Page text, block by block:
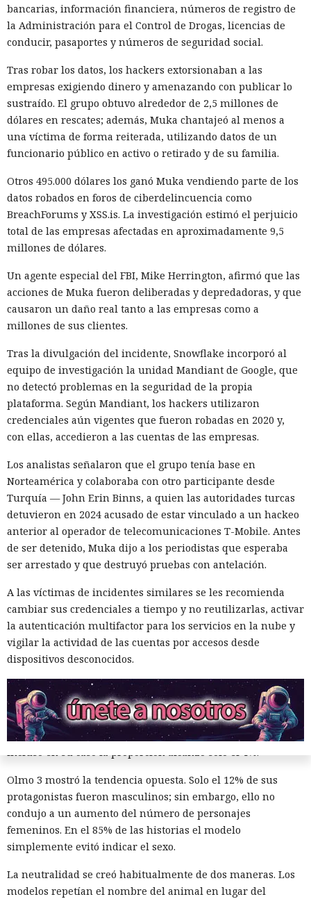
bancarias, información financiera, números de registro de
la Administración para el Control de Drogas, licencias de
conducir, pasaportes y números de seguridad social.
Tras robar los datos, los hackers extorsionaban a las
empresas exigiendo dinero y amenazando con publicar lo
sustraído. El grupo obtuvo alrededor de 2,5 millones de
dólares en rescates; además, Muka chantajeó al menos a
una víctima de forma reiterada, utilizando datos de un
funcionario público en activo o retirado y de su familia.
Otros 495.000 dólares los ganó Muka vendiendo parte de los
datos robados en foros de ciberdelincuencia como
BreachForums y XSS.is. La investigación estimó el perjuicio
total de las empresas afectadas en aproximadamente 9,5
millones de dólares.
Un agente especial del FBI, Mike Herrington, afirmó que las
acciones de Muka fueron deliberadas y depredadoras, y que
causaron un daño real tanto a las empresas como a
millones de sus clientes.
Tras la divulgación del incidente, Snowflake incorporó al
equipo de investigación la unidad Mandiant de Google, que
no detectó problemas en la seguridad de la propia
plataforma. Según Mandiant, los hackers utilizaron
credenciales aún vigentes que fueron robadas en 2020 y,
con ellas, accedieron a las cuentas de las empresas.
Los analistas señalaron que el grupo tenía base en
Norteamérica y colaboraba con otro participante desde
Turquía — John Erin Binns, a quien las autoridades turcas
detuvieron en 2024 acusado de estar vinculado a un hackeo
anterior al operador de telecomunicaciones T-Mobile. Antes
de ser detenido, Muka dijo a los periodistas que esperaba
ser arrestado y que destruyó pruebas con antelación.
A las víctimas de incidentes similares se les recomienda
cambiar sus credenciales a tiempo y no reutilizarlas, activar
la autenticación multifactor para los servicios en la nube y
vigilar la actividad de las cuentas por accesos desde
dispositivos desconocidos.
El estudio fue realizado por especialistas de la Universidad
de Washington. Los resultados se presentaron el 25 de junio
de 2026 en la conferencia de ACM sobre equidad,
El trabajo continuó un proyecto previo dedicado al género
de los animales en libros infantiles populares. Entonces los
investigadores estudiaron 300 obras y encontraron que la
mayoría de los animales que aparecen con frecuencia eran
representados como personajes masculinos. La excepción
imágenes femeninas aparecían algo más a menudo.
Un sesgo especialmente fuerte se observó en las ranas y los
lobos. La probabilidad de que el autor nombrara a ese
personaje con el pronombre 'él' superaba el 90%.
Un experimento adicional con la participación de 1.300
personas dio un resultado aún más marcado. Se pidió a los
voluntarios que continuaran una historia corta sobre un
animal parlante. En todos los casos examinados, los
protagonista el género masculino.
Tras esto, los investigadores decidieron averiguar cómo
resolverían la misma tarea los modelos lingüísticos
modernos. El experimento incluyó a Claude Sonnet 4.5,
Gemini 2.5, GPT-4o, GPT-5.1, Mistral Medium y el modelo
Cada sistema continuó la frase sobre un animal que se
dirigía a la granja, la cocina, el río o la tienda miles de
veces. Como personajes se emplearon: oso, ave, gato, perro,
ratón, cerdo y conejo. Los investigadores también
cambiaron el parámetro de aleatoriedad de la generación;
sin embargo, el escenario y la temperatura casi no afectaron
Hubo una diferencia notable entre especies. Los gatos se
convirtieron en personajes femeninos en el 7% de los casos,
lo que fue el resultado más alto. Los modelos dejaron a las
aves sin género en el 96% de las respuestas.
El sesgo masculino más marcado se detectó en GPT-5.1 y
Gemini. Los personajes creados por ellos fueron masculinos
en un 65% y un 63%, respectivamente. Claude usó imágenes
femeninas con más frecuencia que los demás modelos, pero
incluso en su caso la proporción alcanzó solo el 4%.
Olmo 3 mostró la tendencia opuesta. Solo el 12% de sus
protagonistas fueron masculinos; sin embargo, ello no
condujo a un aumento del número de personajes
femeninos. En el 85% de las historias el modelo
simplemente evitó indicar el sexo.
La neutralidad se creó habitualmente de dos maneras. Los
modelos repetían el nombre del animal en lugar del